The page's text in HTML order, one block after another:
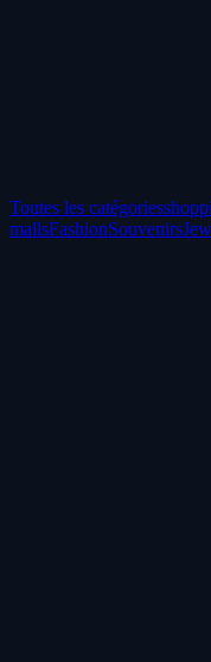
Toutes les catégories
mallsFashionSouvenirs